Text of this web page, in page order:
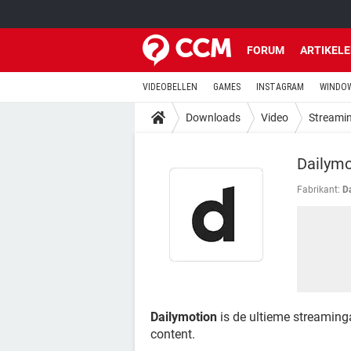
FORUM
VIDEOBELLEN GAMES INSTAGRAM
Downloads Video
Fabrikant:
Dailymotion is de ultieme
content.